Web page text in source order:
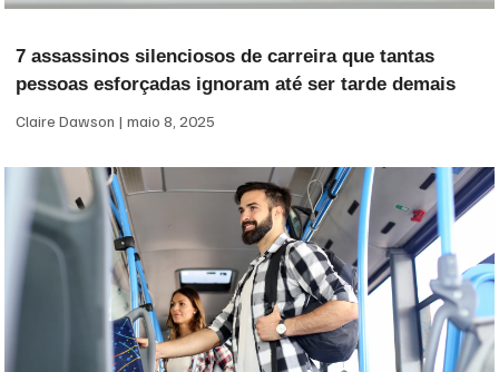
7 assassinos silenciosos de carreira que tantas
pessoas esforçadas ignoram até ser tarde demais
Claire Dawson maio 8, 2025